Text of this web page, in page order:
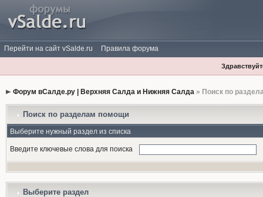
Перейти на сайт vSalde.ru Правила форума
Форум вСалде.ру | Верхняя Салда и Нижняя Салда» Поиск по
Поиск по разделам помощи
Выберите нужный раздел из списка
Введите ключевые слова для поиска
Выберите раздел